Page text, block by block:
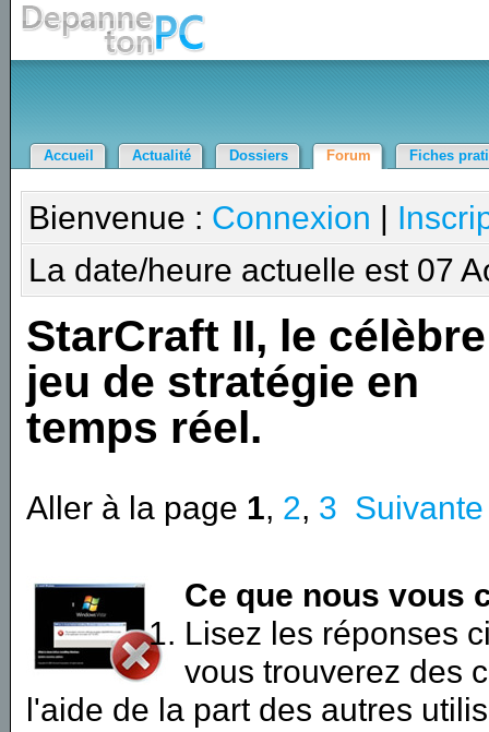
Accueil Actualité Dossiers Forum Fiches
Bienvenue : Connexion |
La date/heure actuelle est 07
StarCraft II, le célèbre
jeu de stratégie en
temps réel.
Aller à la page 1, 2, 3 Suivante
Ce que nous vous
Lisez les réponses
vous trouverez des
l'aide de la part des autres